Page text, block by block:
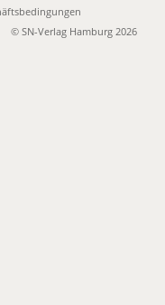
© SN-Verlag Hamburg 2026